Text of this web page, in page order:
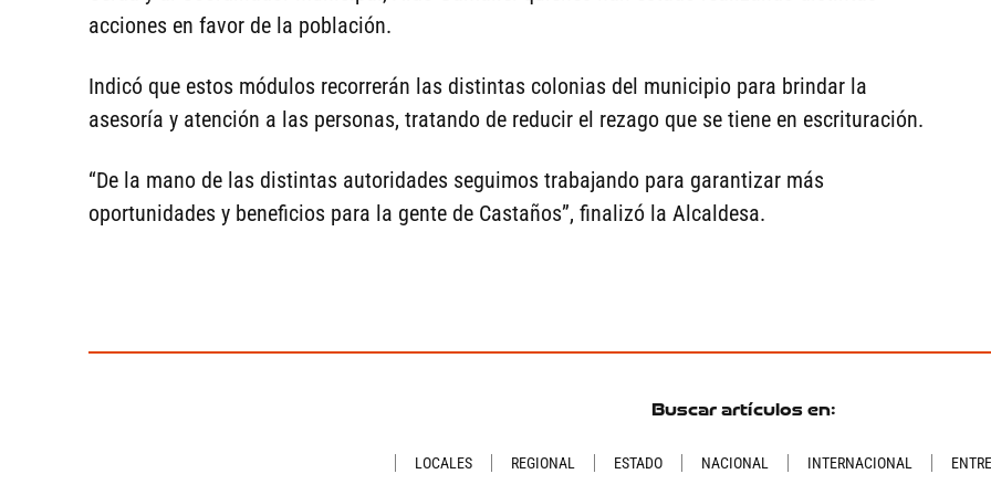
acciones en favor de la población.
Indicó que estos módulos recorrerán las distintas colonias del municipio para brindar la
asesoría y atención a las personas, tratando de reducir el rezago que se tiene en escrituración.
“De la mano de las distintas autoridades seguimos trabajando para garantizar más
oportunidades y beneficios para la gente de Castaños”, finalizó la Alcaldesa.
Buscar artículos en:
LOCALES REGIONAL ESTADO NACIONAL INTERNACIONAL